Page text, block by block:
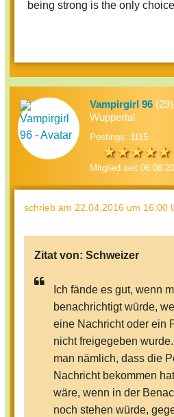
being strong is the only
Vampirgirl 96
Wuppertal
Postings: 1115
Mitglied seit
schrieb am 22.04.2016 um 16:00
Zitat von: Schweizer
Ich fände es gut, wenn
benachrichtigt würde,
eine Nachricht oder ein
nicht freigegeben
man nämlich, dass die
Nachricht bekommen
wäre, wenn in der
noch stehen würde,